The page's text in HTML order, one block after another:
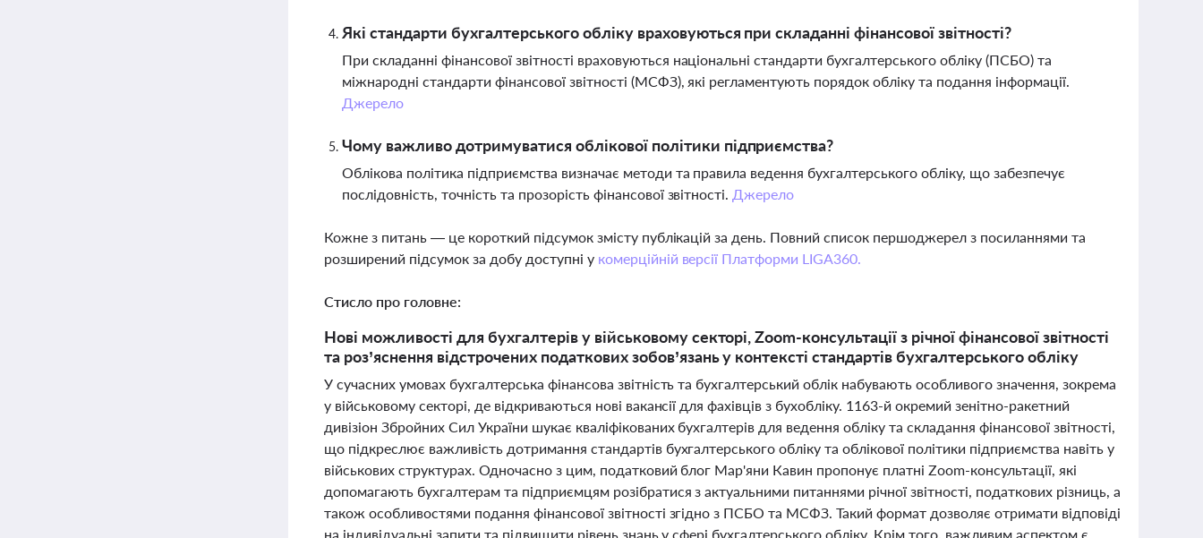
Які стандарти бухгалтерського обліку враховуються при складанні фінансової звітності?
При складанні фінансової звітності враховуються національні стандарти бухгалтерського обліку (ПСБО) та
міжнародні стандарти фінансової звітності (МСФЗ), які регламентують порядок обліку та подання інформації.
Джерело
Чому важливо дотримуватися облікової політики підприємства?
Облікова політика підприємства визначає методи та правила ведення бухгалтерського обліку, що забезпечує
послідовність, точність та прозорість фінансової звітності. Джерело
Кожне з питань — це короткий підсумок змісту публікацій за день. Повний список першоджерел з посиланнями та
розширений підсумок за добу доступні у комерційній версії Платформи LIGA360.
Стисло про головне:
Нові можливості для бухгалтерів у військовому секторі, Zoom-консультації з річної фінансової звітності
та роз’яснення відстрочених податкових зобов’язань у контексті стандартів бухгалтерського обліку
У сучасних умовах бухгалтерська фінансова звітність та бухгалтерський облік набувають особливого значення, зокрема
у військовому секторі, де відкриваються нові вакансії для фахівців з бухобліку. 1163-й окремий зенітно-ракетний
дивізіон Збройних Сил України шукає кваліфікованих бухгалтерів для ведення обліку та складання фінансової звітності,
що підкреслює важливість дотримання стандартів бухгалтерського обліку та облікової політики підприємства навіть у
військових структурах. Одночасно з цим, податковий блог Мар'яни Кавин пропонує платні Zoom-консультації, які
допомагають бухгалтерам та підприємцям розібратися з актуальними питаннями річної звітності, податкових різниць, а
також особливостями подання фінансової звітності згідно з ПСБО та МСФЗ. Такий формат дозволяє отримати відповіді
на індивідуальні запити та підвищити рівень знань у сфері бухгалтерського обліку. Крім того, важливим аспектом є